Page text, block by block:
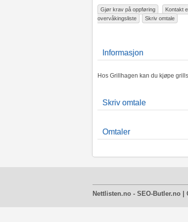
Gjør krav på oppføring Kontakt
overvåkingsliste
Skriv omtale
Informasjon
Hos Grillhagen kan du kjøpe
Skriv omtale
Omtaler
Nettlisten.no - SEO-Butler.no